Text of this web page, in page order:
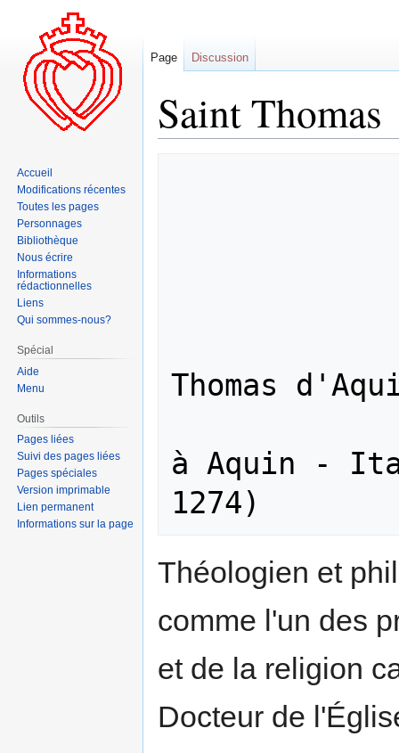
Saint Thomas
Thomas
à Aquin -
Théologien et
comme l'un des
et de la religion
Docteur de
Page Discussion
Accueil
Modifications récentes
Toutes les pages
Personnages
Bibliothèque
Nous écrire
Informations
rédactionnelles
Liens
Qui sommes-nous?
Spécial
Aide
Menu
Outils
Pages liées
Suivi des pages liées
Pages spéciales
Version imprimable
Lien permanent
Informations sur la page